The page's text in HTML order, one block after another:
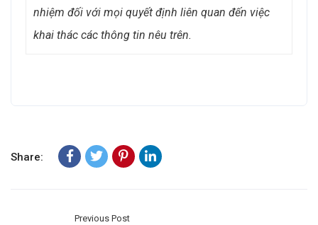
nhiệm đối với mọi quyết định liên quan đến việc
khai thác các thông tin nêu trên.
Share:
Previous Post